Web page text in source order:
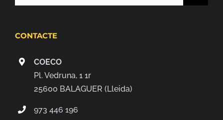
for:
CONTACTE
COECO
Pl. Vedruna, 1 1r
25600 BALAGUER (Lleida)
973 446 196